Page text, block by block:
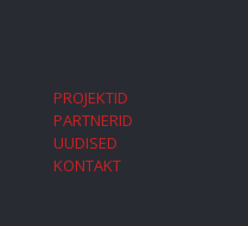
PROJEKTID
PARTNERID
UUDISED
KONTAKT